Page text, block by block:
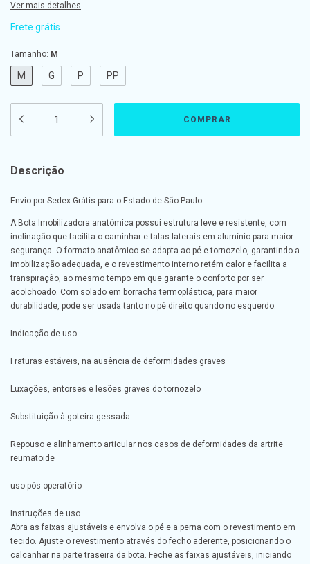
Ver mais detalhes
Frete grátis
Tamanho: M
M G P PP
Descrição
Envio por Sedex Grátis para o Estado de São Paulo.
A Bota Imobilizadora anatômica possui estrutura leve e resistente, com
inclinação que facilita o caminhar e talas laterais em alumínio para maior
segurança. O formato anatômico se adapta ao pé e tornozelo, garantindo a
imobilização adequada, e o revestimento interno retém calor e facilita a
transpiração, ao mesmo tempo em que garante o conforto por ser
acolchoado. Com solado em borracha termoplástica, para maior
durabilidade, pode ser usada tanto no pé direito quando no esquerdo.
Indicação de uso
Fraturas estáveis, na ausência de deformidades graves
Luxações, entorses e lesões graves do tornozelo
Substituição à goteira gessada
Repouso e alinhamento articular nos casos de deformidades da artrite
reumatoide
uso pós-operatório
Instruções de uso
Abra as faixas ajustáveis e envolva o pé e a perna com o revestimento em
tecido. Ajuste o revestimento através do fecho aderente, posicionando o
calcanhar na parte traseira da bota. Feche as faixas ajustáveis, iniciando